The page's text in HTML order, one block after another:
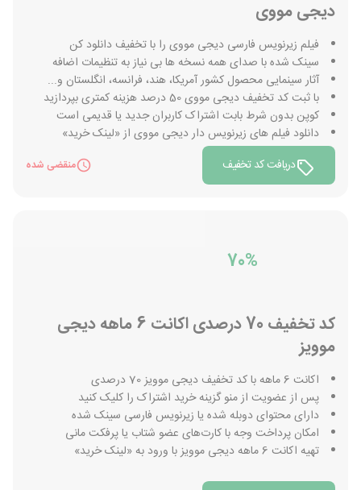
دیجی مووی
فیلم زیرنویس فارسی دیجی مووی را با تخفیف دانلود کن
سینک شده با صدای همه نسخه ها بی نیاز به تنظیمات اضافه
آثار سینمایی محصول کشور آمریکا، هند، فرانسه، انگلستان و...
با ثبت کد تخفیف دیجی مووی 50 درصد هزینه کمتری بپردازید
کوپن بدون شرط بابت اشتراک کاربران جدید یا قدیمی است
دانلود فیلم های زیرنویس دار دیجی مووی از «لینک خرید»
دریافت کد تخفیف
منقضی شده
70%
کد تخفیف 70 درصدی اکانت 6 ماهه دیجی
موویز
اکانت 6 ماهه با کد تخفیف دیجی موویز 70 درصدی
پس از عضویت از منو گزینه خرید اشتراک را کلیک کنید
دارای محتوای دوبله شده یا زیرنویس فارسی سینک شده
امکان پرداخت وجه با کارت‌های عضو شتاب یا پرفکت مانی
تهیه اکانت 6 ماهه دیجی موویز با ورود به «لینک خرید»